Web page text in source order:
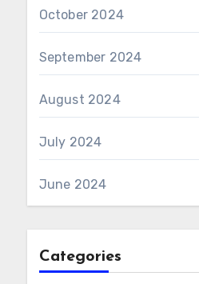
October 2024
September 2024
August 2024
July 2024
June 2024
Categories